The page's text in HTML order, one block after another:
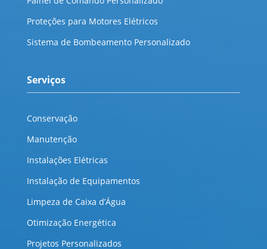
Proteções para Motores Elétricos
Sistema de Bombeamento Personalizado
Serviços
Conservação
Manutenção
Instalações Elétricas
Instalação de Equipamentos
Limpeza de Caixa d’Água
Otimização Energética
Projetos Personalizados